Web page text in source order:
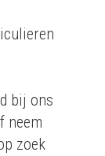
bij ons
neem
zoek